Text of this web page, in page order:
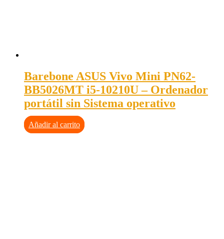
Barebone ASUS Vivo Mini PN62-
BB5026MT i5-10210U – Ordenador
portátil sin Sistema operativo
Añadir al carrito